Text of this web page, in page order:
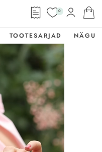
0
TOOTESARJAD NÄGU